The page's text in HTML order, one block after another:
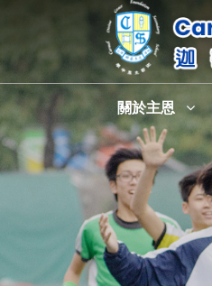
關於主恩